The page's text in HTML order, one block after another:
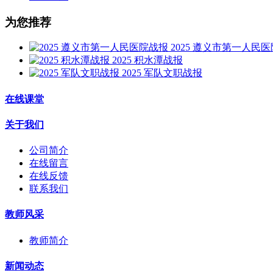
为您推荐
2025 遵义市第一人民
2025 积水潭战报
2025 军队文职战报
在线课堂
关于我们
公司简介
在线留言
在线反馈
联系我们
教师风采
教师简介
新闻动态